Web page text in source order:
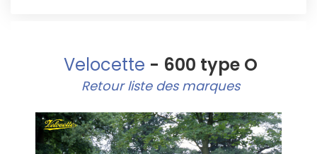
Velocette - 600 type O
Retour liste des marques